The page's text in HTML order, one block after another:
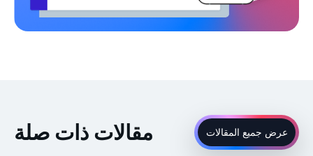
مقالات ذات صلة عرض جميع المقالات